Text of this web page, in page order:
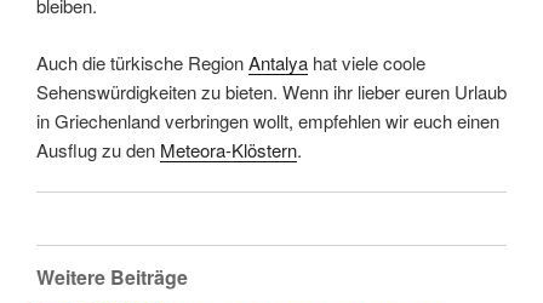
bleiben.
Auch die türkische RegionAntalya hat viele coole
Sehenswürdigkeiten zu bieten. Wenn ihr lieber euren Urlaub
in Griechenland verbringen wollt, empfehlen wir euch einen
Ausflug zu den Meteora-Klöstern.
Weitere Beiträge